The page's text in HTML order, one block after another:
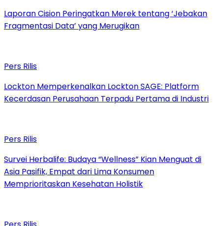
Laporan Cision Peringatkan Merek tentang ‘Jebakan
Fragmentasi Data’ yang Merugikan
Pers Rilis
Lockton Memperkenalkan Lockton SAGE: Platform
Kecerdasan Perusahaan Terpadu Pertama di Industri
Pers Rilis
Survei Herbalife: Budaya “Wellness” Kian Menguat di
Asia Pasifik, Empat dari Lima Konsumen
Memprioritaskan Kesehatan Holistik